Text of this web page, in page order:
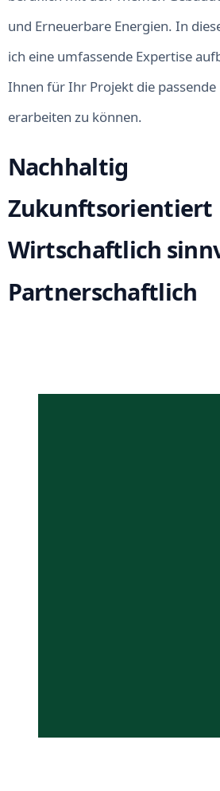
und Erneuerbare Energien. In
ich eine umfassende Expertise
Ihnen für Ihr Projekt die passende
erarbeiten zu können.
Nachhaltig
Zukunftsorientiert
Wirtschaftlich
Partnerschaftlich